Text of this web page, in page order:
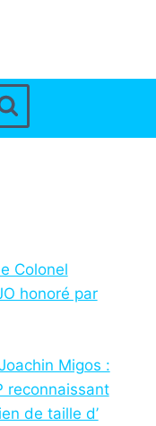
Colonel
honoré par
Migos :
reconnaissant
de taille d’